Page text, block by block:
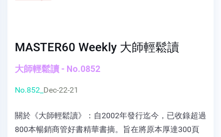
MASTER60 Weekly 大師輕鬆讀
大師輕鬆讀 - No.0852
No.852_ Dec-22-21
關於《大師輕鬆讀》：自2002年發行迄今，已收錄超過
800本暢銷商管好書精華書摘。旨在將原本厚達300頁